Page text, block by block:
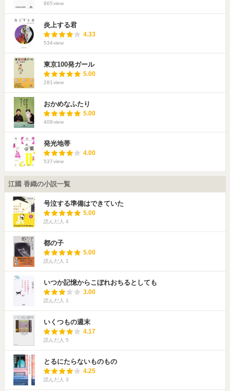
865view
炎上する君
4.33
534view
東京100発ガール
5.00
281 view
おかめなふたり
5.00
408view
発光地帯
4.00
537view
江國 香織の小説一覧
号泣する準備はできていた
5.00
読んだ人 4
都の子
5.00
読んだ人 1
いつか記憶からこぼれおちるとしても
3.00
読んだ人 1
いくつもの週末
4.17
読んだ人 5
とるにたらないものもの
4.25
読んだ人 3